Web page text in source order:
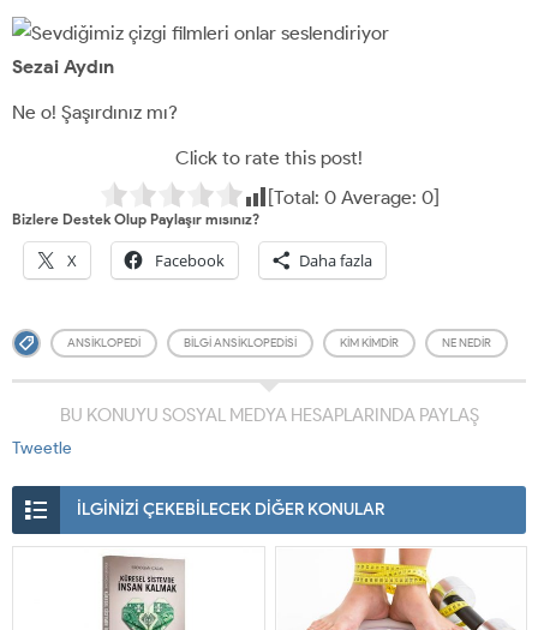
Sezai Aydın
Ne o! Şaşırdınız mı?
Click to rate this post!
[Total: 0Average: 0]
Bizlere Destek Olup Paylaşır mısınız?
X Facebook Daha fazla
ANSIKLOPEDI BILGI ANSIKLOPEDISI KIM KIMDIR NE NEDIR
BU KONUYU SOSYAL MEDYA HESAPLARINDA PAYLAŞ
Tweetle
İLGİNİZİ ÇEKEBİLECEK DİĞER KONULAR